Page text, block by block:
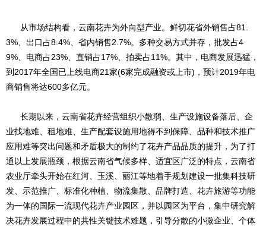
从市场结构看，云南花卉为外向型产业。鲜切花省外销售占81.
3%、出口占8.4%、省内销售2.7%。多种交易方式并存，批发占4
9%、电商占23%、直销占17%、拍卖占11%。其中，电商发展迅猛，
到2017年全国已上线电商21家(6家完成融资或上市)，预计2019年电
商销售将达600多亿元。
长期以来，云南省花卉经营组织小散弱、生产设施设备落后、企
业找地难、租地难、生产配套设施用地得不到保障、品种和技术推广
应用难等突出问题和矛盾极大的制约了花卉产品品质的提升，为了打
通以上发展瓶颈，根据云南省气候多样、适宜区广泛的特点，云南省
农业厅牵头开始在红河、玉溪、丽江等地着手规划建设一批集科技研
发、示范推广、标准化种植、物流集散、品牌打造、花卉旅游等功能
为一体的国际一流现代花卉产业园区，并以园区为平台，集中研究解
决花卉发展过程中的共性关键技术难题，引导分散的小微企业、个体